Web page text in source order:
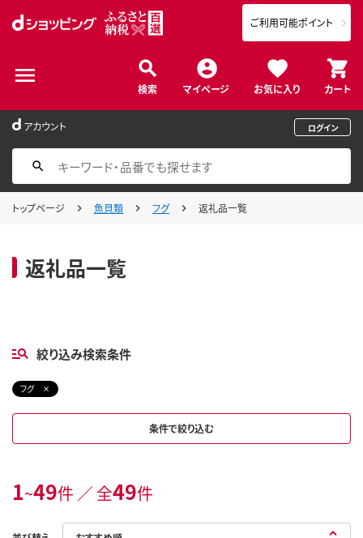
検索 マイページ お気に入り カート
ご利用可能ポイント
アカウント ログイン
トップページ 魚貝類 フグ 返礼品一覧
返礼品一覧
絞り込み検索条件
フグ
条件で絞り込む
1~49件 ／ 全49件